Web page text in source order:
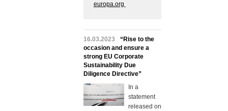
europa.org
16.03.2023
“Rise to the
occasion and ensure a
strong EU Corporate
Sustainability Due
Diligence Directive”
In a
statement
released on